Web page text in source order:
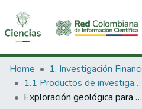
Communities & Collections
All of DSpace
Home
1.1 Productos de investigación
Exploración geológica para localización de esmeraldas en el área de los municipios de Bolívar y Guavata (departamento de Santander) a partir del estudio de la historia hidrotermal de las formaciones cretácicas rosa blanca y la paja